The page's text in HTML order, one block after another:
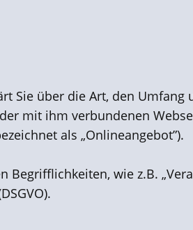
Sie über die Art, den
mit ihm verbundenen
als „Onlineangebot”).
Begrifflichkeiten, wie z.B.